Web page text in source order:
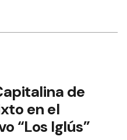
de
en el
“Los Iglús”